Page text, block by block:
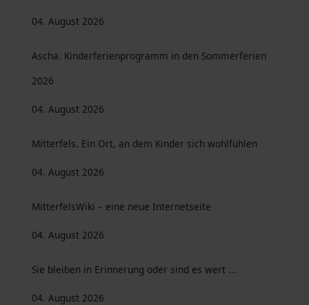
04. August 2026
Ascha. Kinderferienprogramm in den Sommerferien
2026
04. August 2026
Mitterfels. Ein Ort, an dem Kinder sich wohlfühlen
04. August 2026
MitterfelsWiki – eine neue Internetseite
04. August 2026
Sie bleiben in Erinnerung oder sind es wert ...
04. August 2026